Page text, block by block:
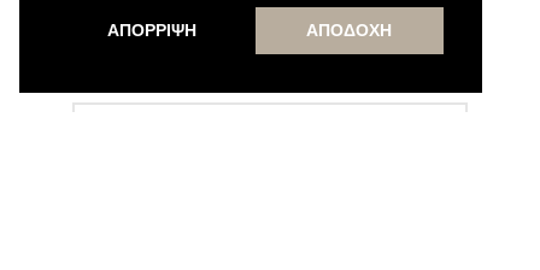
ΑΠΟΡΡΙΨΗ ΑΠΟΔΟΧΗ
Κάνε εγγραφή στο newsletter μας για να